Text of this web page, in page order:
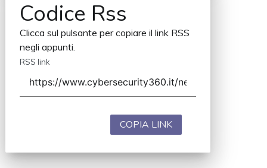
Codice Rss
Clicca sul pulsante per copiare il link RSS
negli appunti.
RSS link
COPIA LINK